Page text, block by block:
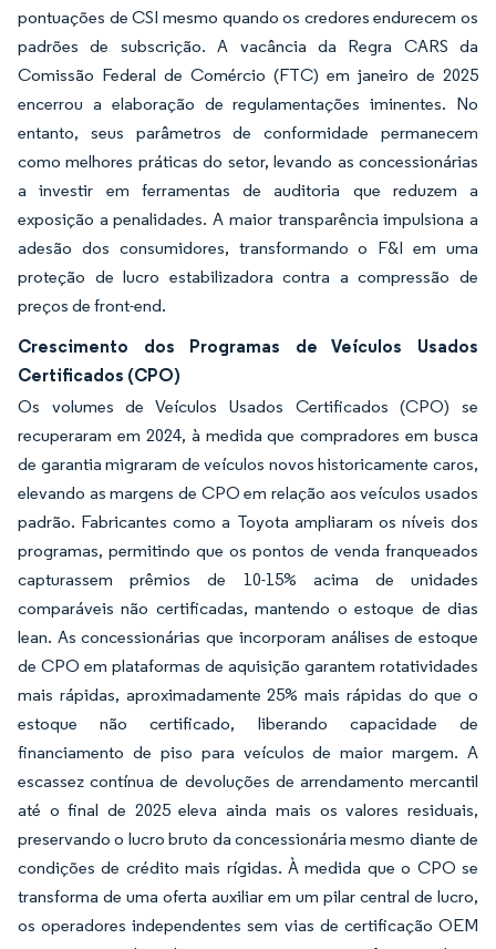
pontuações de CSI mesmo quando os credores endurecem os
padrões de subscrição. A vacância da Regra CARS da
Comissão Federal de Comércio (FTC) em janeiro de 2025
encerrou a elaboração de regulamentações iminentes. No
entanto, seus parâmetros de conformidade permanecem
como melhores práticas do setor, levando as concessionárias
a investir em ferramentas de auditoria que reduzem a
exposição a penalidades. A maior transparência impulsiona a
adesão dos consumidores, transformando o F&I em uma
proteção de lucro estabilizadora contra a compressão de
preços de front-end.
Crescimento dos Programas de Veículos Usados
Certificados (CPO)
Os volumes de Veículos Usados Certificados (CPO) se
recuperaram em 2024, à medida que compradores em busca
de garantia migraram de veículos novos historicamente caros,
elevando as margens de CPO em relação aos veículos usados
padrão. Fabricantes como a Toyota ampliaram os níveis dos
programas, permitindo que os pontos de venda franqueados
capturassem prêmios de 10-15% acima de unidades
comparáveis não certificadas, mantendo o estoque de dias
lean. As concessionárias que incorporam análises de estoque
de CPO em plataformas de aquisição garantem rotatividades
mais rápidas, aproximadamente 25% mais rápidas do que o
estoque não certificado, liberando capacidade de
financiamento de piso para veículos de maior margem. A
escassez contínua de devoluções de arrendamento mercantil
até o final de 2025 eleva ainda mais os valores residuais,
preservando o lucro bruto da concessionária mesmo diante de
condições de crédito mais rígidas. À medida que o CPO se
transforma de uma oferta auxiliar em um pilar central de lucro,
os operadores independentes sem vias de certificação OEM